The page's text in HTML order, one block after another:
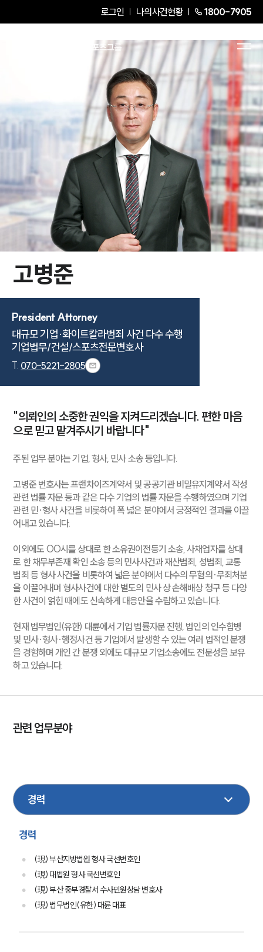
로그인 나의사건현황 1800-7905
President Attorney
고병준
President Attorney
대규모 기업·화이트칼라범죄 사건 다수 수행
기업법무/건설/스포츠전문변호사
T. 070-5221-2805
"의뢰인의 소중한 권익을 지켜드리겠습니다. 편한 마음
으로 믿고 맡겨주시기 바랍니다"
주된 업무 분야는 기업, 형사, 민사 소송 등입니다.
고병준 변호사는 프랜차이즈계약서 및 공공기관 비밀유지계약서 작성
관련 법률 자문 등과 같은 다수 기업의 법률 자문을 수행하였으며 기업
관련 민·형사 사건을 비롯하여 폭 넓은 분야에서 긍정적인 결과를 이끌
어내고 있습니다.
이외에도 OO시를 상대로 한 소유권이전등기 소송, 사채업자를 상대
로 한 채무부존재 확인 소송 등의 민사사건과 재산범죄, 성범죄, 교통
범죄 등 형사 사건을 비롯하여 넓은 분야에서 다수의 무혐의·무죄처분
을 이끌어내며 형사사건에 대한 별도의 민사 상 손해배상 청구 등 다양
한 사건이 얽힌 때에도 신속하게 대응안을 수립하고 있습니다.
현재 법무법인(유한) 대륜에서 기업 법률자문 진행, 법인의 인수합병
및 민사·형사·행정사건 등 기업에서 발생할 수 있는 여러 법적인 분쟁
을 경험하며 개인 간 분쟁 외에도 대규모 기업소송에도 전문성을 보유
하고 있습니다.
관련 업무분야
스포츠
경력
(現) 부산지방법원 형사 국선변호인
(現) 대법원 형사 국선변호인
(現) 부산 중부경찰서 수사민원상담 변호사
(現) 법무법인(유한) 대륜 대표